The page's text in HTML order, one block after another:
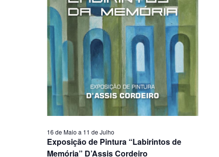
Exposição de Pintura “Labirintos de
Memória” D’Assis Cordeiro
16 de Maio a 11 de Julho